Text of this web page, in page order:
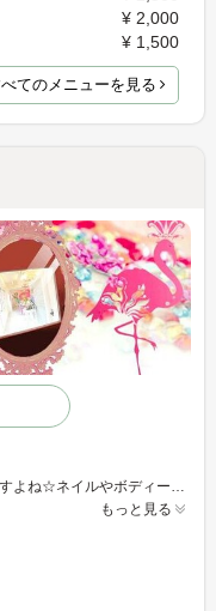
¥ 2,000
¥ 1,500
てのメニューを見る
指先をキレイにしてると女子力がアップしますよね☆ネイルやボディーケアをしています!! ぜひ御来店ください♪
もっと見る